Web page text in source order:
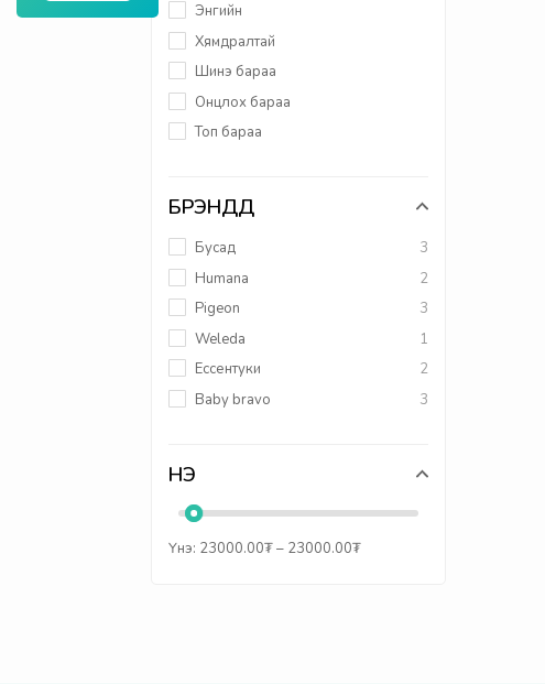
Энгийн
Хямдралтай
Шинэ бараа
Онцлох бараа
Топ бараа
БРЭНДҮҮД
Бусад
3
Humana
2
Pigeon
3
Weleda
1
Ессентуки
2
Baby bravo
3
ҮНЭ
Үнэ: 23000.00₮– 23000.00₮